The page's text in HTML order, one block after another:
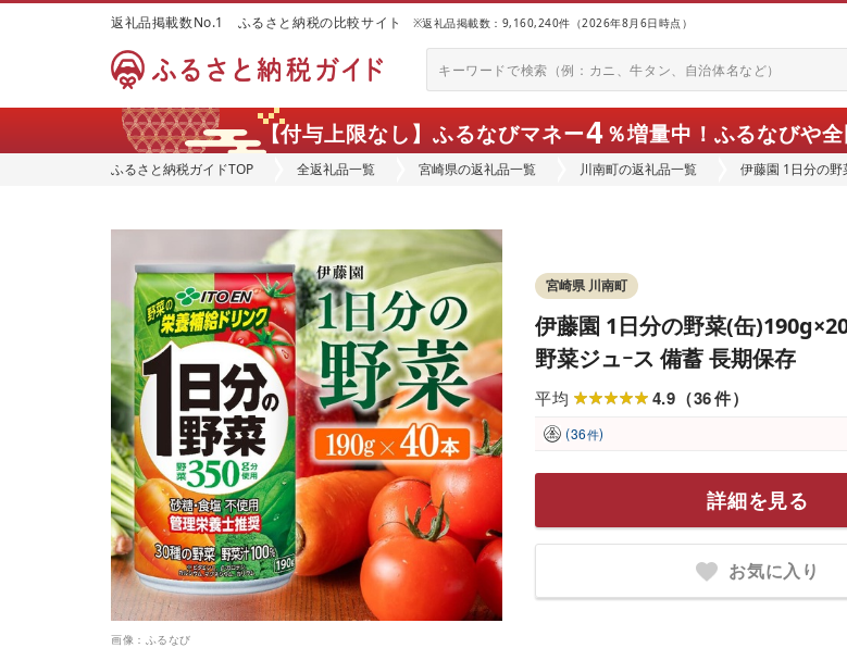
返礼品掲載数No.1 ふるさと納税の比較サイト ※返礼品掲載数：9,160,240件（2026年8月6日時点）
【付与上限なし】ふるなびマネー4％増量中！ ふるなびや
ふるさと納税ガイドTOP 全返礼品一覧 宮崎県の返礼品一覧 川南町の返礼品一覧 伊藤園 1日分の
画像：ふるなび
宮崎県 川南町
伊藤園 1日分の野菜(缶
野菜ジュｰス 備蓄 長期保存
平均 4.9 （36件）
(36件)
詳細を見る
お気に入り